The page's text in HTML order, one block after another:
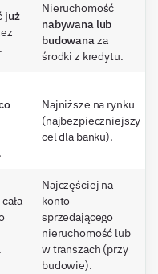
już
Nieruchomość
nabywana lub
budowanaza
środki z kredytu.
Najniższe na rynku
(najbezpieczniejszy
cel dla banku).
Najczęściej na
konto
sprzedającego
nieruchomość lub
w transzach (przy
budowie).